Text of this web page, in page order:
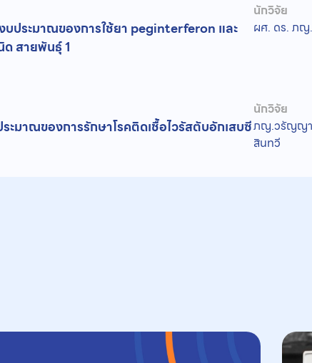
บประมาณของการใช้ยา peginterferon และ
สายพันธุ์ 1
นักวิจัย
ผศ. ดร. ภ
ะมาณของการรักษาโรคติดเชื้อไวรัสตับอักเสบซี
นักวิจัย
ภญ.วรัญญา
สินทวี